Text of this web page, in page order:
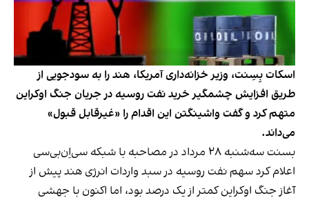
اسکات بِسِنت، وزیر خزانه‌داری آمریکا، هند را به سودجویی از
طریق افزایش چشمگیر خرید نفت روسیه در جریان جنگ اوکراین
متهم کرد و گفت واشینگتن این اقدام را «غیرقابل قبول»
می‌داند.
بسنت سه‌شنبه ۲۸ مرداد در مصاحبه با شبکه سی‌اِن‌بی‌سی
اعلام کرد سهم نفت روسیه در سبد واردات انرژی هند پیش از
آغاز جنگ اوکراین کمتر از یک درصد بود، اما اکنون با جهشی